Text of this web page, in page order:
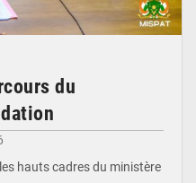
du
hauts cadres du ministère